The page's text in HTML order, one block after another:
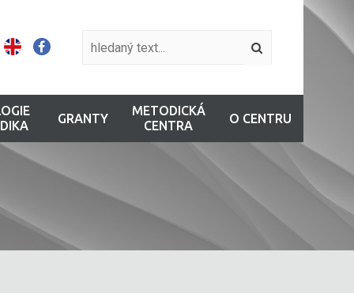
GRANTY
METODICKÁ
CENTRA
O CENTRU